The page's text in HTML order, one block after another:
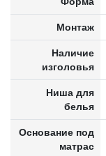
Монтаж
Наличие
изголовья
Ниша для
белья
Основание под
матрас